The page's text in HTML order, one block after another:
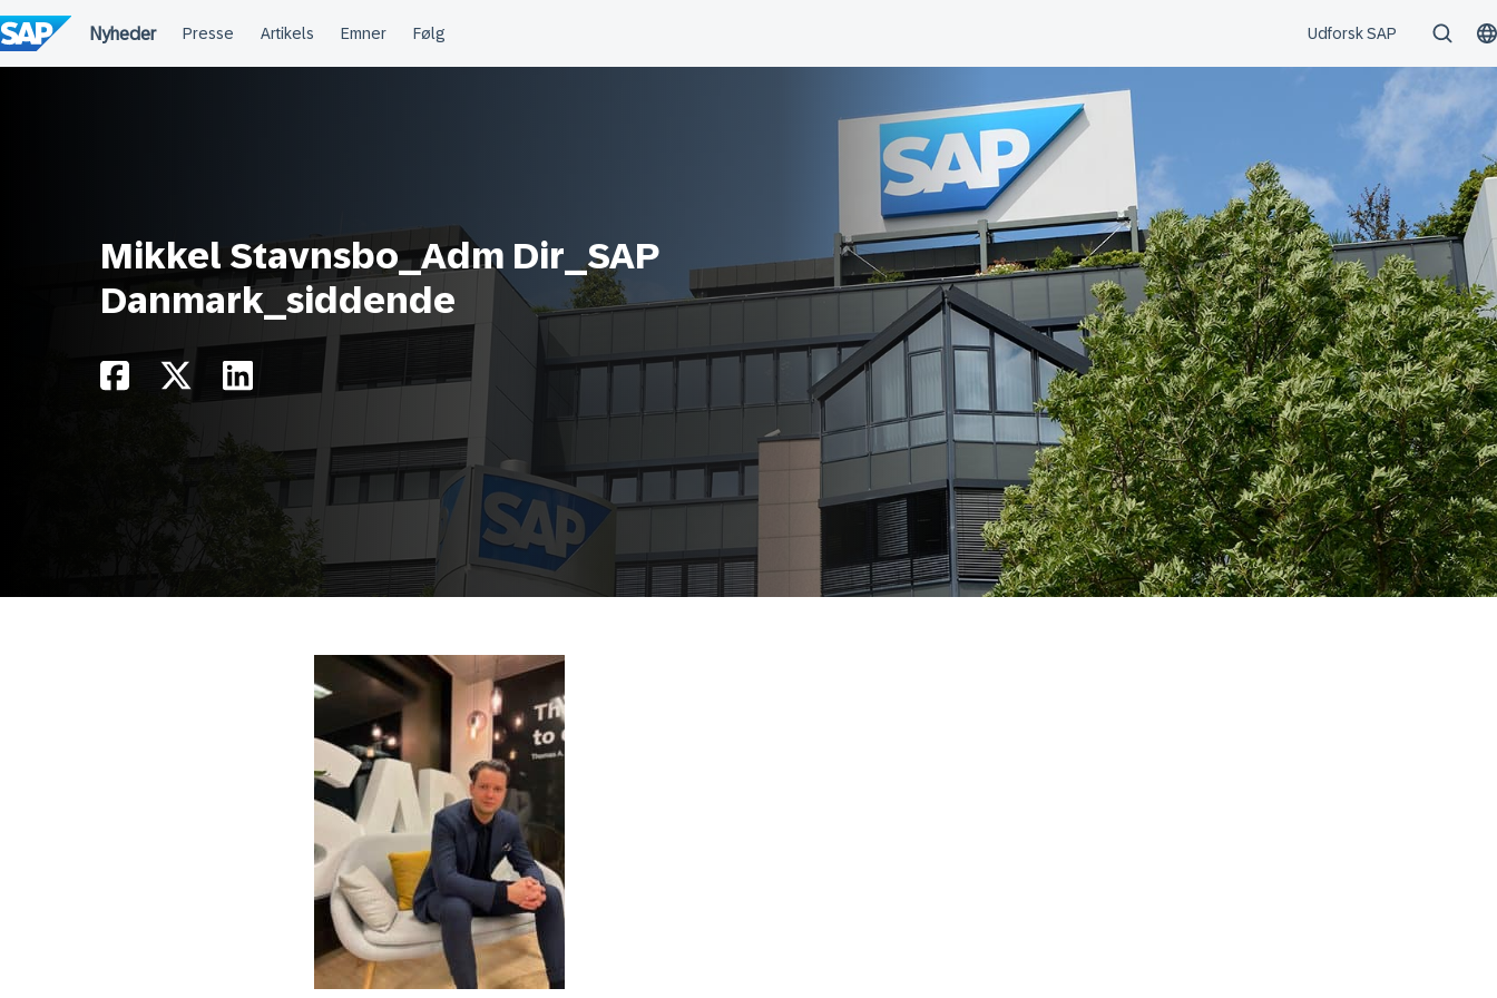
til
indholdet
Mikkel Stavnsbo_Adm Dir_SAP
Danmark_siddende